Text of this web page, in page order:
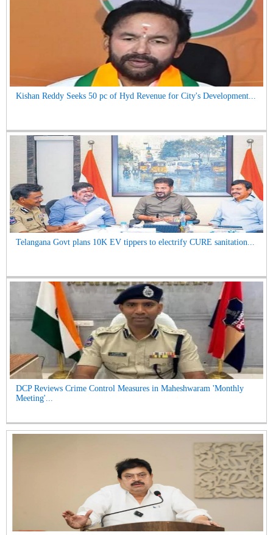
Kishan Reddy Seeks 50 pc of Hyd Revenue for City's Development...
Telangana Govt plans 10K EV tippers to electrify CURE sanitation...
DCP Reviews Crime Control Measures in Maheshwaram 'Monthly
Meeting'...